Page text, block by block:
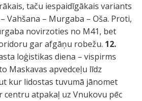
taču iespaidīgākais variants
Vahšana – Murgaba – Oša. Proti,
novirzoties no M41, bet
gar afgāņu robežu. 12.
loģistikas diena – vispirms
Maskavas apvedceļu līdz
kur lidostas tuvumā jānomet
centru atpakaļ uz Vnukovu pēc